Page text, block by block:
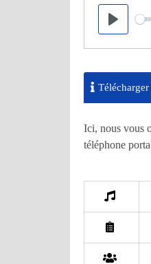
Play
Ici, nous vous
téléphone